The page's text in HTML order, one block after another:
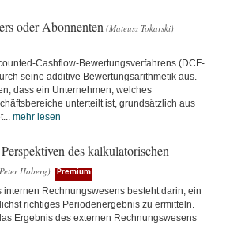
oder Abonnenten (Mateusz Tokarski)
Cashflow-Bewertungsverfahrens (DCF-
seine additive Bewertungsarithmetik aus.
dass ein Unternehmen, welches
unterteilt ist, grundsätzlich aus
mehr lesen
des kalkulatorischen
Hoberg) Premium
internen Rechnungswesens besteht darin, ein
richtiges Periodenergebnis zu ermitteln.
Ergebnis des externen Rechnungswesens